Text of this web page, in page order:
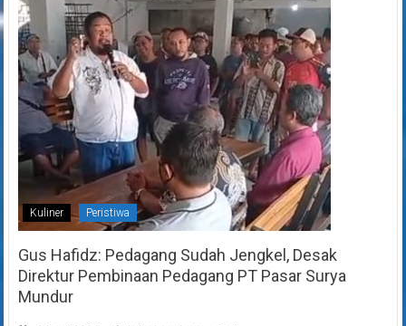
Kuliner Peristiwa
Gus Hafidz: Pedagang Sudah Jengkel, Desak
Direktur Pembinaan Pedagang PT Pasar Surya
Mundur